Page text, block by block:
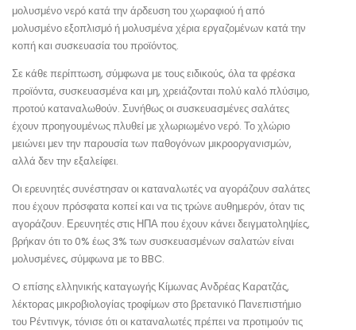
μολυσμένο νερό κατά την άρδευση του χωραφιού ή από
μολυσμένο εξοπλισμό ή μολυσμένα χέρια εργαζομένων κατά την
κοπή και συσκευασία του προϊόντος.
Σε κάθε περίπτωση, σύμφωνα με τους ειδικούς, όλα τα φρέσκα
προϊόντα, συσκευασμένα και μη, χρειάζονται πολύ καλό πλύσιμο,
προτού καταναλωθούν. Συνήθως οι συσκευασμένες σαλάτες
έχουν προηγουμένως πλυθεί με χλωριωμένο νερό. Το χλώριο
μειώνει μεν την παρουσία των παθογόνων μικροοργανισμών,
αλλά δεν την εξαλείφει.
Οι ερευνητές συνέστησαν οι καταναλωτές να αγοράζουν σαλάτες
που έχουν πρόσφατα κοπεί και να τις τρώνε αυθημερόν, όταν τις
αγοράζουν. Ερευνητές στις ΗΠΑ που έχουν κάνει δειγματοληψίες,
βρήκαν ότι το 0% έως 3% των συσκευασμένων σαλατών είναι
μολυσμένες, σύμφωνα με το BBC.
O επίσης ελληνικής καταγωγής Κίμωνας Ανδρέας Καρατζάς,
λέκτορας μικροβιολογίας τροφίμων στο βρετανικό Πανεπιστήμιο
του Ρέντινγκ, τόνισε ότι οι καταναλωτές πρέπει να προτιμούν τις